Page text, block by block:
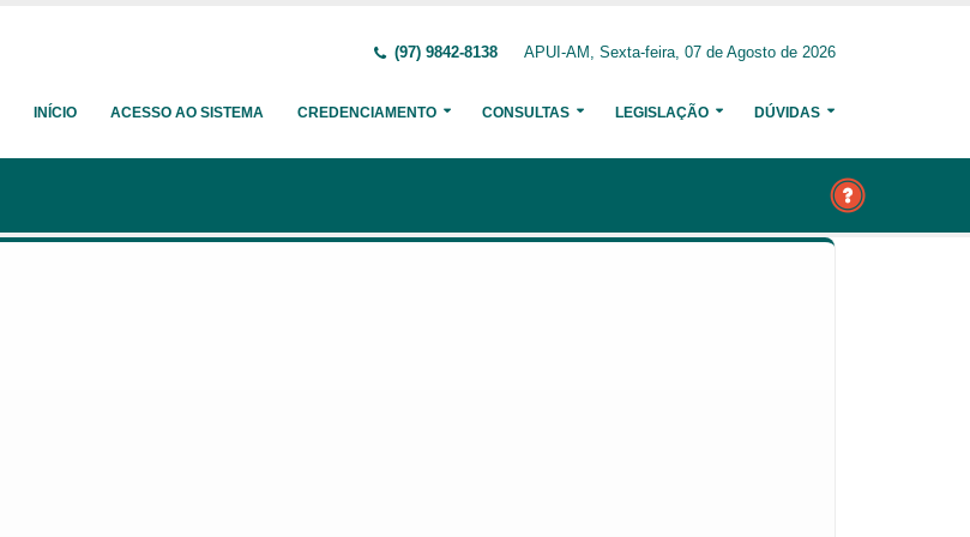
(97) 9842-8138 APUI-AM, Sexta-feira, 07 de Agosto de 2026
INÍCIO ACESSO AO SISTEMA CREDENCIAMENTO CONSULTAS LEGISLAÇÃO DÚVIDAS